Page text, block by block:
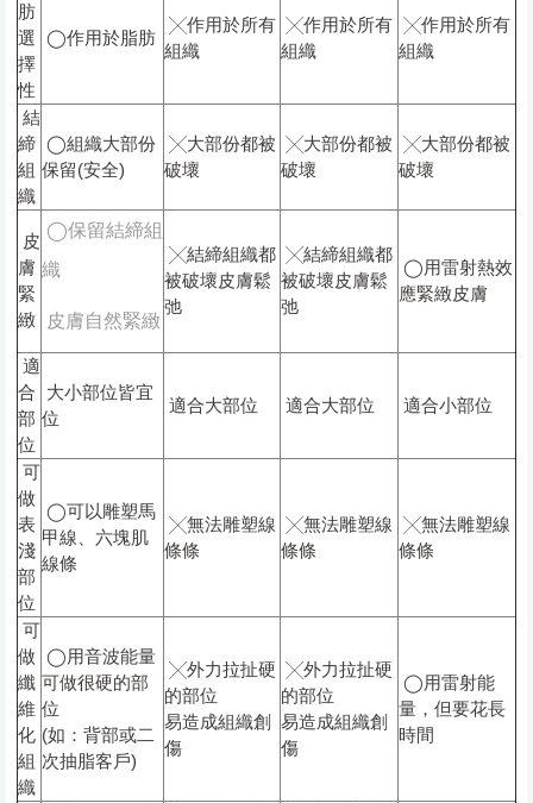
肪
選
擇
性
◯作用於脂肪
╳作用於所有
組織
╳作用於所有
組織
╳作用於所有
組織
結
締
組
織
◯組織大部份
保留(安全)
╳大部份都被
破壞
╳大部份都被
破壞
╳大部份都被
破壞
皮
膚
緊
緻
◯保留結締組
織
皮膚自然緊緻
╳結締組織都
被破壞皮膚鬆
弛
╳結締組織都
被破壞皮膚鬆
弛
◯用雷射熱效
應緊緻皮膚
適
合
部
位
大小部位皆宜
位
適合大部位 適合大部位 適合小部位
可
做
表
淺
部
位
◯可以雕塑馬
甲線、六塊肌
線條
╳無法雕塑線
條條
╳無法雕塑線
條條
╳無法雕塑線
條條
可
做
纖
維
化
組
織
◯用音波能量
可做很硬的部
位
(如：背部或二
次抽脂客戶)
╳外力拉扯硬
的部位
易造成組織創
傷
╳外力拉扯硬
的部位
易造成組織創
傷
◯用雷射能
量，但要花長
時間